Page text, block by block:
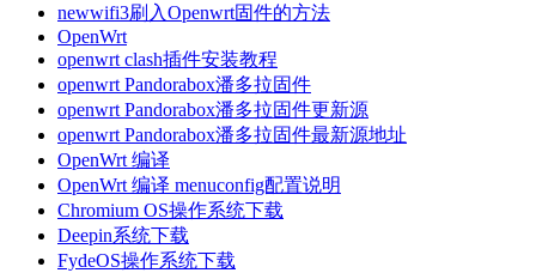
newwifi3刷入Openwrt固件的方法
OpenWrt
openwrt clash插件安装教程
openwrt Pandorabox潘多拉固件
openwrt Pandorabox潘多拉固件更新源
openwrt Pandorabox潘多拉固件最新源地址
OpenWrt 编译
OpenWrt 编译 menuconfig配置说明
Chromium OS操作系统下载
Deepin系统下载
FydeOS操作系统下载